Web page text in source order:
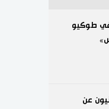
Русский
في طوكيو
عن